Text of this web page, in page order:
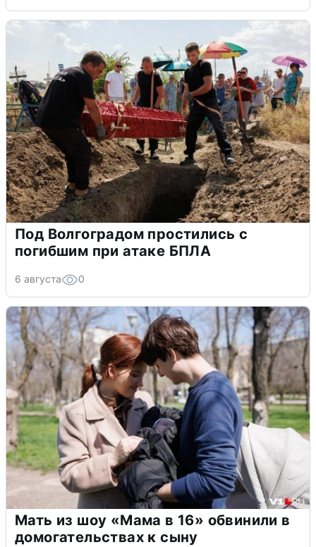
Под Волгоградом простились с
погибшим при атаке БПЛА
6 августа 0
Мать из шоу «Мама в 16» обвинили в
домогательствах к сыну